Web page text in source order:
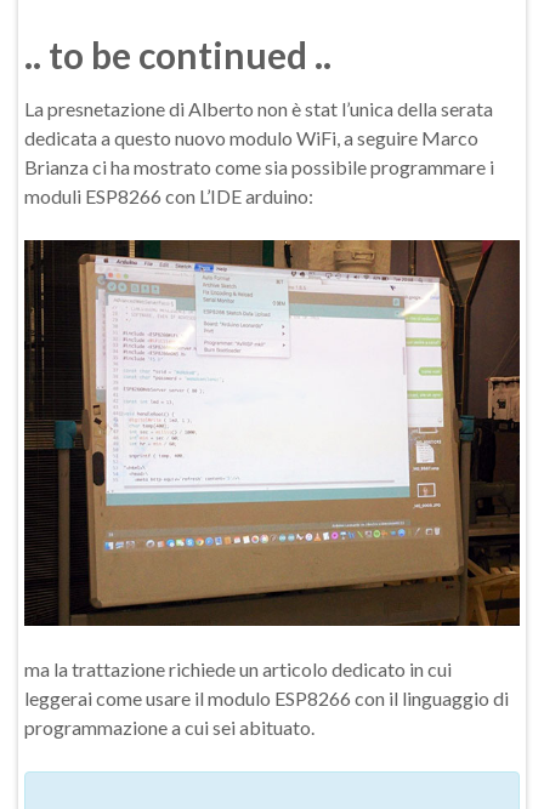
.. to be continued ..
La presnetazione di Alberto non è stat l’unica della serata
dedicata a questo nuovo modulo WiFi, a seguire Marco
Brianza ci ha mostrato come sia possibile programmare i
moduli ESP8266 con L’IDE arduino:
ma la trattazione richiede un articolo dedicato in cui
leggerai come usare il modulo ESP8266 con il linguaggio di
programmazione a cui sei abituato.